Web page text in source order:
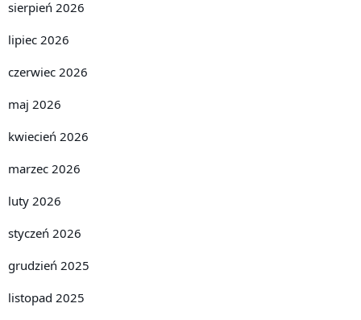
sierpień 2026
lipiec 2026
czerwiec 2026
maj 2026
kwiecień 2026
marzec 2026
luty 2026
styczeń 2026
grudzień 2025
listopad 2025